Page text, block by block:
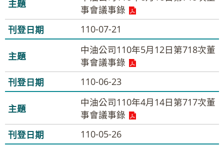
事會議事錄
110-07-21
中油公司110年5月12日第718次董
事會議事錄
110-06-23
中油公司110年4月14日第717次董
事會議事錄
110-05-26